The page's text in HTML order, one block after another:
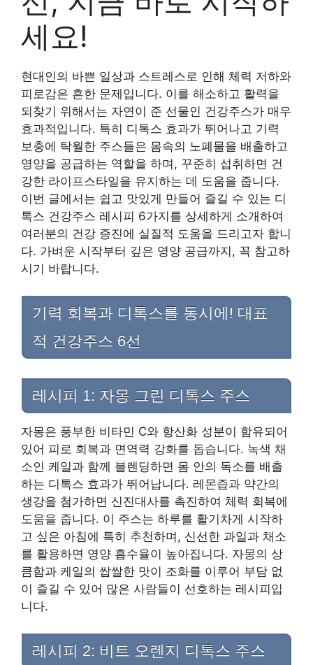
세요!
현대인의 바쁜 일상과 스트레스로 인해 체력 저하와
피로감은 흔한 문제입니다. 이를 해소하고 활력을
되찾기 위해서는 자연이 준 선물인 건강주스가 매우
효과적입니다. 특히 디톡스 효과가 뛰어나고 기력
보충에 탁월한 주스들은 몸속의 노폐물을 배출하고
영양을 공급하는 역할을 하며, 꾸준히 섭취하면 건
강한 라이프스타일을 유지하는 데 도움을 줍니다.
이번 글에서는 쉽고 맛있게 만들어 즐길 수 있는 디
톡스 건강주스 레시피 6가지를 상세하게 소개하여
여러분의 건강 증진에 실질적 도움을 드리고자 합니
다. 가벼운 시작부터 깊은 영양 공급까지, 꼭 참고하
시기 바랍니다.
기력 회복과 디톡스를 동시에! 대표
적 건강주스 6선
레시피 1: 자몽 그린 디톡스 주스
자몽은 풍부한 비타민 C와 항산화 성분이 함유되어
있어 피로 회복과 면역력 강화를 돕습니다. 녹색 채
소인 케일과 함께 블렌딩하면 몸 안의 독소를 배출
하는 디톡스 효과가 뛰어납니다. 레몬즙과 약간의
생강을 첨가하면 신진대사를 촉진하여 체력 회복에
도움을 줍니다. 이 주스는 하루를 활기차게 시작하
고 싶은 아침에 특히 추천하며, 신선한 과일과 채소
를 활용하면 영양 흡수율이 높아집니다. 자몽의 상
큼함과 케일의 쌉쌀한 맛이 조화를 이루어 부담 없
이 즐길 수 있어 많은 사람들이 선호하는 레시피입
니다.
레시피 2: 비트 오렌지 디톡스 주스